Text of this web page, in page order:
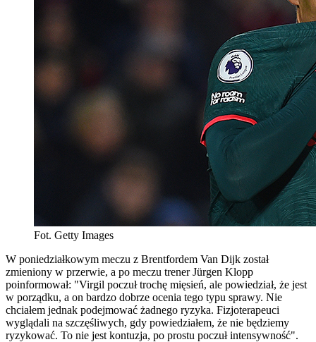
Fot. Getty Images
W poniedziałkowym meczu z Brentfordem Van Dijk został
zmieniony w przerwie, a po meczu trener Jürgen Klopp
poinformował: "Virgil poczuł trochę mięsień, ale powiedział, że jest
w porządku, a on bardzo dobrze ocenia tego typu sprawy. Nie
chciałem jednak podejmować żadnego ryzyka. Fizjoterapeuci
wyglądali na szczęśliwych, gdy powiedziałem, że nie będziemy
ryzykować. To nie jest kontuzja, po prostu poczuł intensywność".